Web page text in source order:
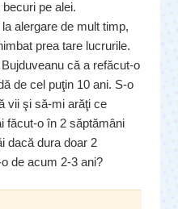
pe alei.
alergare de mult timp,
prea tare lucrurile.
că a refăcut-o
de cel puţin 10 ani. S-o
vii şi să-mi arăţi ce
făcut-o în 2 săptămâni
dacă dura doar 2
de acum 2-3 ani?